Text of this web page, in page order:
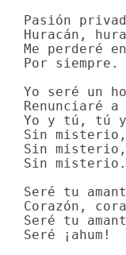
Pasión
Huracán,
Me perderé
Por siempre.
Yo seré un
Renunciaré
Yo y tú, tú
Sin misterio,
Sin misterio,
Sin misterio.
Seré tu
Corazón,
Seré tu
Seré ¡ahum!